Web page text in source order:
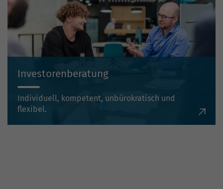
Investorenberatung
Individuell, kompetent, unbürokratisch und
flexibel.